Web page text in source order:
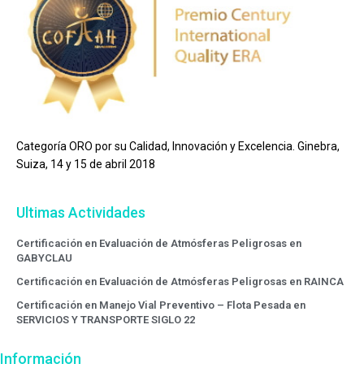
Categoría ORO por su Calidad, Innovación y Excelencia. Ginebra,
Suiza, 14 y 15 de abril 2018
Ultimas Actividades
Certificación en Evaluación de Atmósferas Peligrosas en
GABYCLAU
Certificación en Evaluación de Atmósferas Peligrosas en RAINCA
Certificación en Manejo Vial Preventivo – Flota Pesada en
SERVICIOS Y TRANSPORTE SIGLO 22
Información